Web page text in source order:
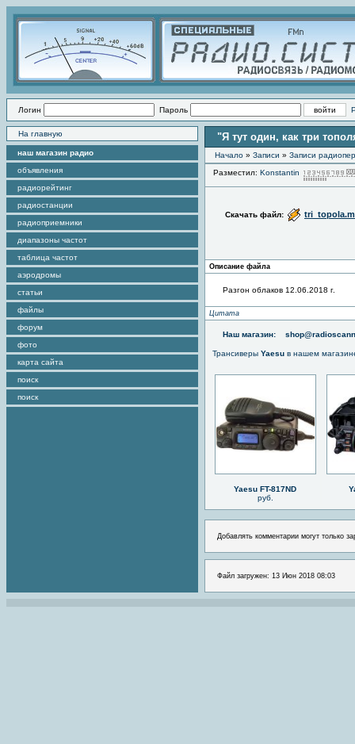
Логин Пароль
На главную
наш магазин радио
объявления
радиорейтинг
радиостанции
радиоприемники
диапазоны частот
таблица частот
аэродромы
статьи
файлы
форум
фото
карта сайта
поиск
поиск
"Я тут один, как три
Начало » Записи » Записи
Разместил: Konstantin
Скачать файл:
Описание файла
Разгон облаков 12.06.2018 г.
Цитата
Наш магазин:
Трансиверы Yaesu в нашем
Yaesu FT-817ND
руб.
Добавлять комментарии могут только
Файл загружен: 13 Июн 2018 08:03